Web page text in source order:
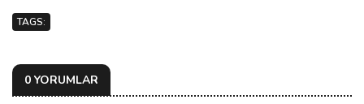
TAGS:
0 YORUMLAR